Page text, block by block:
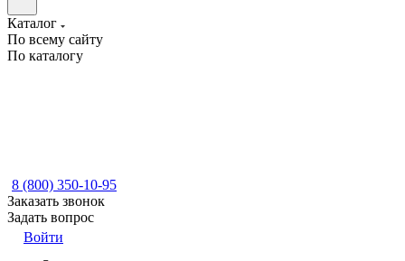
Каталог
По всему сайту
По каталогу
8 (800) 350-10-95
Заказать звонок
Задать вопрос
Войти